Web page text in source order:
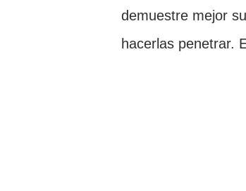
demuestre mejor
hacerlas penetrar.